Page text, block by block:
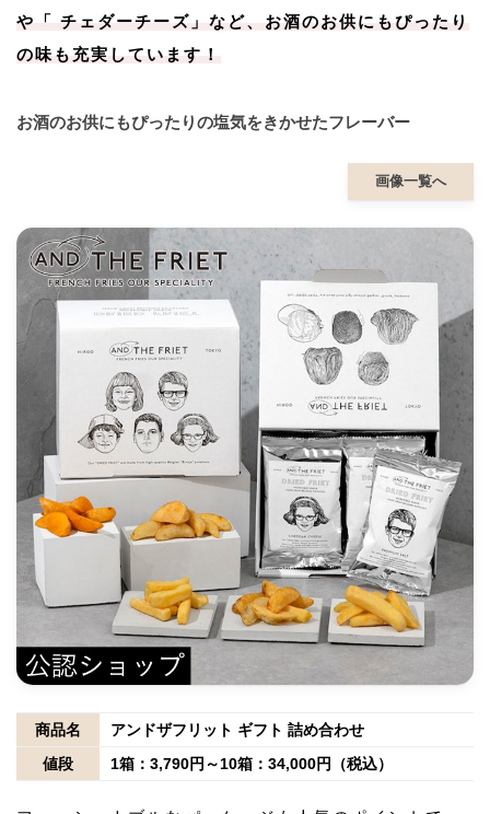
や「 チェダーチーズ」など、お酒のお供にもぴったり
の味も充実しています！
お酒のお供にもぴったりの塩気をきかせたフレーバー
画像一覧へ
商品名
アンドザフリット ギフト 詰め合わせ
値段
1箱：3,790円～10箱：34,000円（税込）